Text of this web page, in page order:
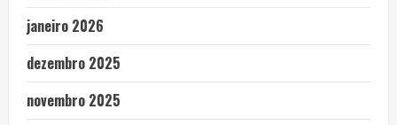
janeiro 2026
dezembro 2025
novembro 2025